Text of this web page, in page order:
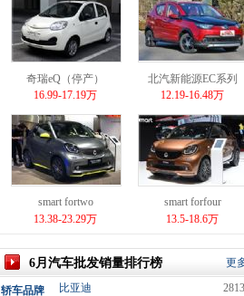
奇瑞eQ（停产）
16.99-17.19万
北汽新能源EC系列
12.19-16.48万
smart fortwo
13.38-23.29万
smart forfour
13.5-18.6万
6月汽车批发销量排行榜 更
轿车品牌 比亚迪